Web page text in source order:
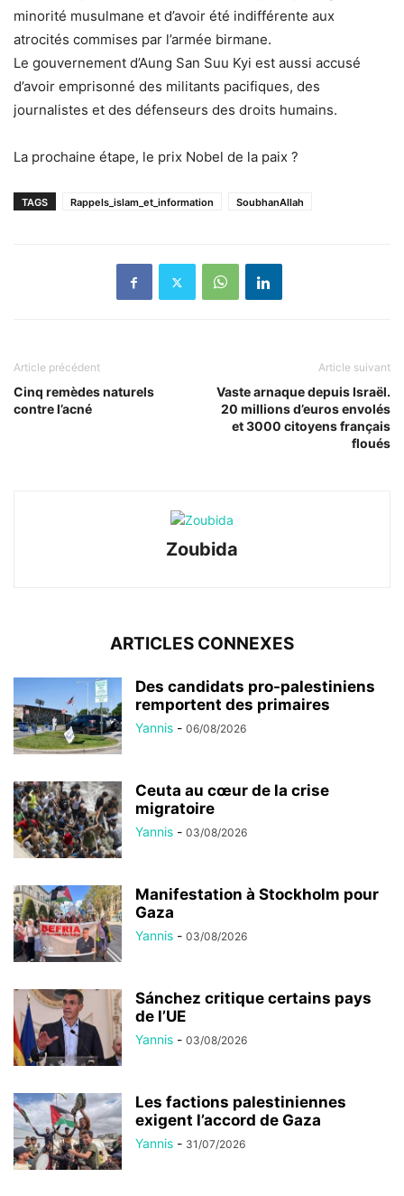
minorité musulmane et d’avoir été indifférente aux
atrocités commises par l’armée birmane.
Le gouvernement d’Aung San Suu Kyi est aussi accusé
d’avoir emprisonné des militants pacifiques, des
journalistes et des défenseurs des droits humains.
La prochaine étape, le prix Nobel de la paix ?
TAGS Rappels_islam_et_information SoubhanAllah
Article précédent
Cinq remèdes naturels
contre l’acné
Article suivant
Vaste arnaque depuis Israël.
20 millions d’euros envolés
et 3000 citoyens français
floués
Zoubida
ARTICLES CONNEXES
Des candidats pro-palestiniens
remportent des primaires
Yannis - 06/08/2026
Ceuta au cœur de la crise
migratoire
Yannis - 03/08/2026
Manifestation à Stockholm pour
Gaza
Yannis - 03/08/2026
Sánchez critique certains pays
de l’UE
Yannis - 03/08/2026
Les factions palestiniennes
exigent l’accord de Gaza
Yannis - 31/07/2026